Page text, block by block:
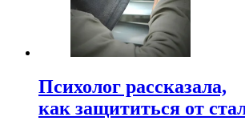
Психолог рассказала,
как защититься от